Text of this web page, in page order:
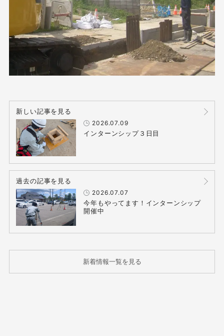
新しい記事を見る
2026.07.09
インターンシップ３日目
過去の記事を見る
2026.07.07
今年もやってます！インターンシップ
開催中
新着情報一覧を見る